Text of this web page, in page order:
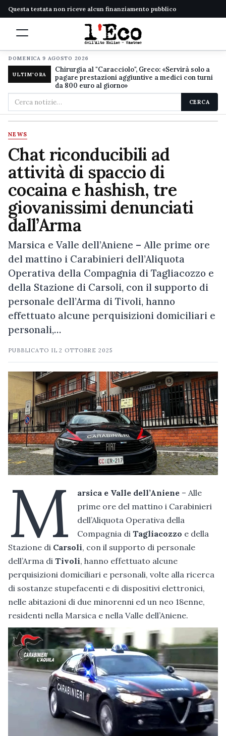
Questa testata non riceve alcun finanziamento pubblico
DOMENICA 9 AGOSTO 2026
ULTIM'ORA
Chirurgia al "Caracciolo", Greco: «Servirà solo a
pagare prestazioni aggiuntive a medici con turni
da 800 euro al giorno»
Cerca
nel
sito
CERCA
NEWS
Chat riconducibili ad
attività di spaccio di
cocaina e hashish, tre
giovanissimi denunciati
dall’Arma
Marsica e Valle dell’Aniene – Alle prime ore
del mattino i Carabinieri dell’Aliquota
Operativa della Compagnia di Tagliacozzo e
della Stazione di Carsoli, con il supporto di
personale dell’Arma di Tivoli, hanno
effettuato alcune perquisizioni domiciliari e
personali,…
PUBBLICATO IL2 OTTOBRE 2025
M arsica e Valle dell’Aniene – Alle
prime ore del mattino i Carabinieri
dell’Aliquota Operativa della
Compagnia di Tagliacozzo e della
Stazione di Carsoli, con il supporto di personale
dell’Arma di Tivoli, hanno effettuato alcune
perquisizioni domiciliari e personali, volte alla ricerca
di sostanze stupefacenti e di dispositivi elettronici,
nelle abitazioni di due minorenni ed un neo 18enne,
residenti nella Marsica e nella Valle dell’Aniene.